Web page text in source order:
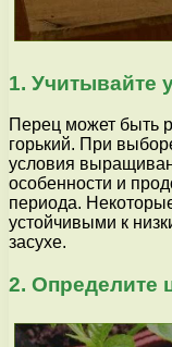
1. Учитывайте
Перец может быть
горький. При
условия
особенности и
периода.
устойчивыми к
засухе.
2. Определите